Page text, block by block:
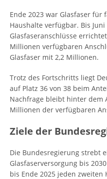
Ende 2023 war Glasfaser für
Haushalte verfügbar. Bis
Glasfaseranschlüsse
Millionen verfügbaren
Glasfaser mit 2,2 Millionen.
Trotz des Fortschritts liegt
auf Platz 36 von 38 beim
Nachfrage bleibt hinter dem
Millionen der verfügbaren
Ziele der
Die Bundesregierung strebt
Glasfaserversorgung bis
bis Ende 2025 jeden